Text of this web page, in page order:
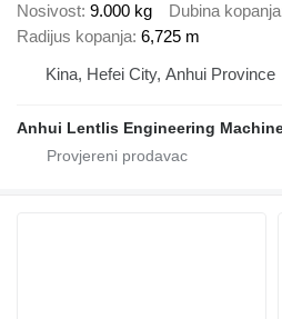
Nosivost 9.000 kg Dubina kopanja
Radijus kopanja 6,725 m
Kina, Hefei City, Anhui Province